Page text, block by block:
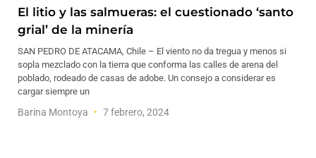
El litio y las salmueras: el cuestionado ‘santo
grial’ de la minería
SAN PEDRO DE ATACAMA, Chile – El viento no da tregua y menos si
sopla mezclado con la tierra que conforma las calles de arena del
poblado, rodeado de casas de adobe. Un consejo a considerar es
cargar siempre un
Barina Montoya 7 febrero, 2024